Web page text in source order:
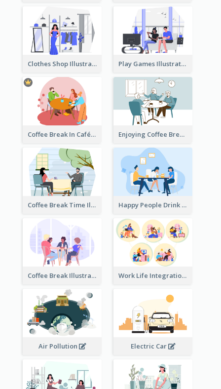
Clothes Shop Illustration Play Games Illustration
Coffee Break In Café Illustration Enjoying Coffee Break Illustration
Coffee Break Time Illustration Happy People Drink Coffee Illustration
Coffee Break Illustration Work Life Integration
Air Pollution Electric Car